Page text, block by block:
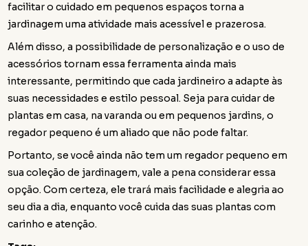
facilitar o cuidado em pequenos espaços torna a
jardinagem uma atividade mais acessível e prazerosa.
Além disso, a possibilidade de personalização e o uso de
acessórios tornam essa ferramenta ainda mais
interessante, permitindo que cada jardineiro a adapte às
suas necessidades e estilo pessoal. Seja para cuidar de
plantas em casa, na varanda ou em pequenos jardins, o
regador pequeno é um aliado que não pode faltar.
Portanto, se você ainda não tem um regador pequeno em
sua coleção de jardinagem, vale a pena considerar essa
opção. Com certeza, ele trará mais facilidade e alegria ao
seu dia a dia, enquanto você cuida das suas plantas com
carinho e atenção.